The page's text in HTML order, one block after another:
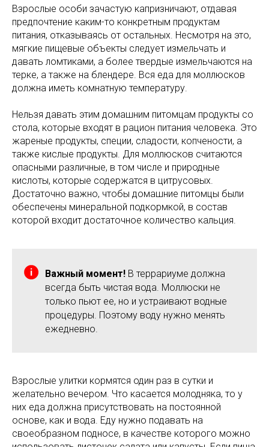
Взрослые особи зачастую капризничают, отдавая
предпочтение каким-то конкретным продуктам
питания, отказываясь от остальных. Несмотря на это,
мягкие пищевые объекты следует измельчать и
давать ломтиками, а более твердые измельчаются на
терке, а также на блендере. Вся еда для моллюсков
должна иметь комнатную температуру.
Нельзя давать этим домашним питомцам продукты со
стола, которые входят в рацион питания человека. Это
жареные продукты, специи, сладости, копчености, а
также кислые продукты. Для моллюсков считаются
опасными различные, в том числе и природные
кислоты, которые содержатся в цитрусовых.
Достаточно важно, чтобы домашние питомцы были
обеспечены минеральной подкормкой, в состав
которой входит достаточное количество кальция.
Важный момент! В террариуме должна
всегда быть чистая вода. Моллюски не
только пьют ее, но и устраивают водные
процедуры. Поэтому воду нужно менять
ежедневно.
Взрослые улитки кормятся один раз в сутки и
желательно вечером. Что касается молодняка, то у
них еда должна присутствовать на постоянной
основе, как и вода. Еду нужно подавать на
своеобразном подносе, в качестве которого можно